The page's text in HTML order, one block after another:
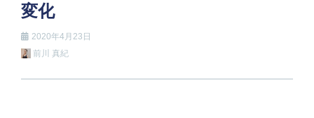
変化
2020年4月23日
前川 真紀